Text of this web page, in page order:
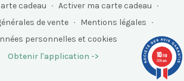
cadeau ∙ Activer ma carte cadeau ∙
de vente ∙ Mentions légales ∙
personnelles et cookies
Obtenir l'application ->
10/10
208 avis